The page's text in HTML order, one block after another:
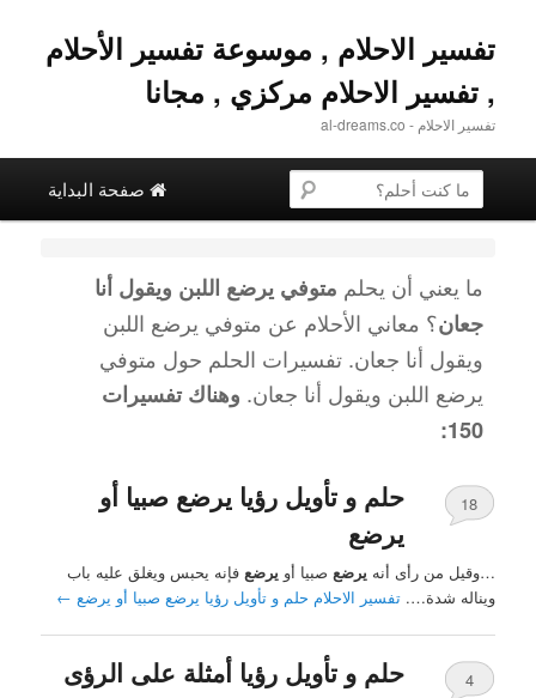
تفسير الاحلام , موسوعة تفسير الأحلام
, تفسير الاحلام مركزي , مجانا
تفسير الاحلام - al-dreams.co
القائمة الرئيسية
التخطي إلى المحتوى الأساسي
تخطي إلى المحتوى الثانوية صفحة البداية
البحث عن
ما يعني أن يحلم متوفي يرضع اللبن ويقول أنا
جعان؟ معاني الأحلام عن متوفي يرضع اللبن
ويقول أنا جعان. تفسيرات الحلم حول متوفي
يرضع اللبن ويقول أنا جعان. وهناك تفسيرات
150:
حلم و تأويل رؤيا يرضع صبيا أو
يرضع
18
…وقيل من رأى أنه يرضع صبيا أو يرضع فإنه يحبس ويغلق عليه باب
ويناله شدة….تفسير الاحلام حلم و تأويل رؤيا يرضع صبيا أو يرضع ←
حلم و تأويل رؤيا أمثلة على الرؤى
4